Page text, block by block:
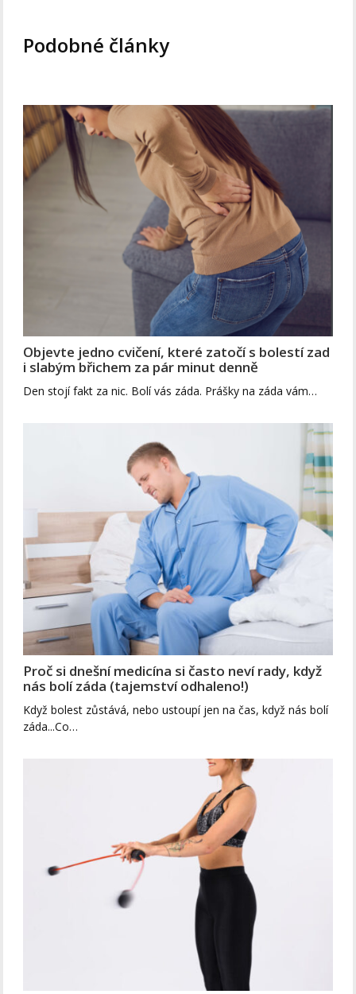
Podobné články
Objevte jedno cvičení, které zatočí s bolestí zad
i slabým břichem za pár minut denně
Den stojí fakt za nic. Bolí vás záda. Prášky na záda vám…
Proč si dnešní medicína si často neví rady, když
nás bolí záda (tajemství odhaleno!)
Když bolest zůstává, nebo ustoupí jen na čas, když nás bolí
záda...Co…